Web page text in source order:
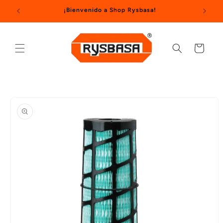
directamente
¡Bienvenido a Shop Rysbasa!
Carrito
información